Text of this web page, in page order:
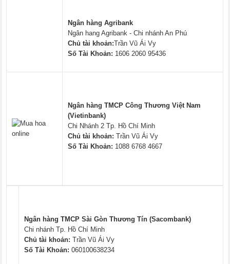
Ngân hàng Agribank
Ngân hang Agribank - Chi nhánh An Phú
Chủ tài khoản:Trần Vũ Ái Vy
Số Tài Khoản: 1606 2060 95436
Ngân hàng TMCP Công Thương Việt Nam
(Vietinbank)
Chi Nhánh 2 Tp. Hồ Chí Minh
Chủ tài khoản: Trần Vũ Ái Vy
Số Tài Khoản: 1088 6768 4667
Ngân hàng TMCP Sài Gòn Thương Tín (Sacombank)
Chi nhánh Tp. Hồ Chí Minh
Chủ tài khoản: Trần Vũ Ái Vy
Số Tài Khoản: 060100638234